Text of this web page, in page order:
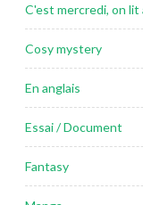
C'est mercredi, on
Cosy mystery
En anglais
Essai / Document
Fantasy